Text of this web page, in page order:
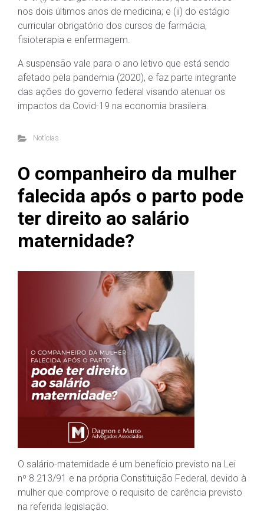
nos dois últimos anos de medicina; e (ii) do estágio
curricular obrigatório dos cursos de farmácia,
fisioterapia e enfermagem.
A suspensão vale para o ano letivo que está sendo
afetado pela pandemia (2020), e faz parte integrante
das ações do governo federal visando atenuar os
impactos da Covid-19 na economia brasileira.
Notícias
O companheiro da mulher
falecida após o parto pode
ter direito ao salário
maternidade?
O salário-maternidade é um benefício previsto na Lei
nº 8.213/91 e na própria Constituição Federal, devido à
mulher que comprove o requisito de carência previsto
na referida legislação.